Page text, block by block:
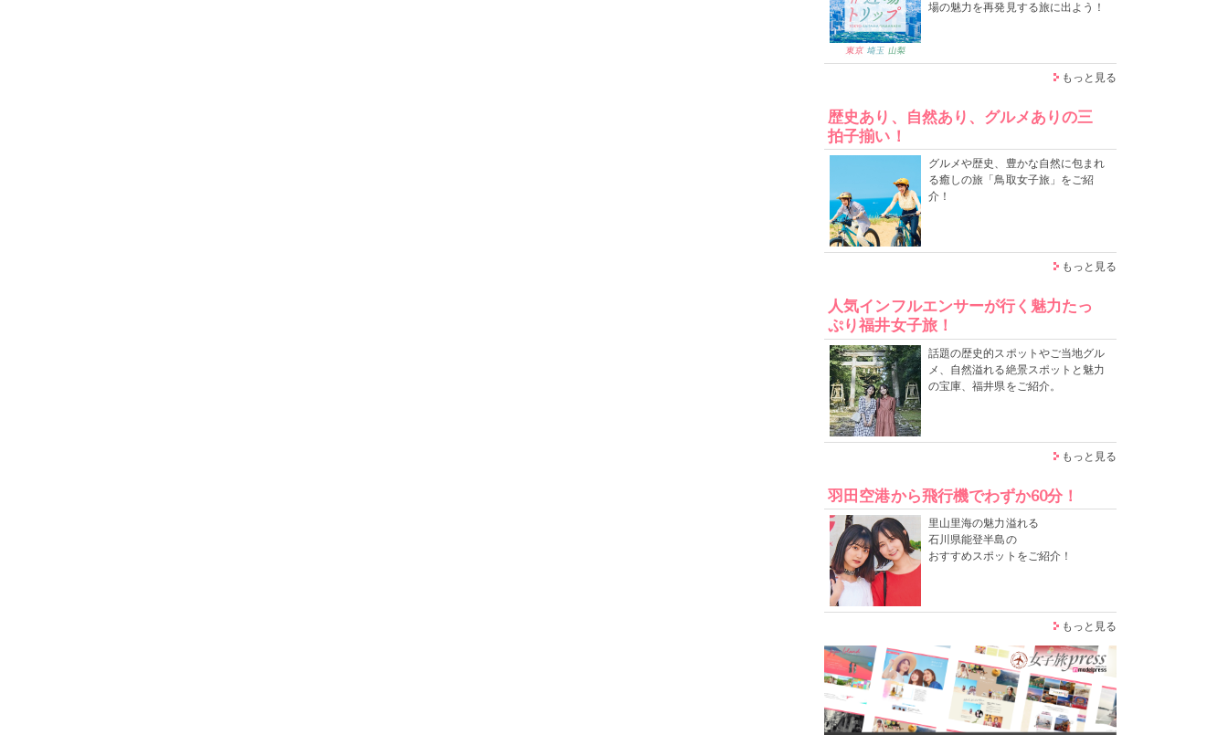
場の魅力を再発見する旅に出よう！
もっと見る
歴史あり、自然あり、グルメありの三
拍子揃い！
グルメや歴史、豊かな自然に包まれ
る癒しの旅「鳥取女子旅」をご紹
介！
もっと見る
人気インフルエンサーが行く魅力たっ
ぷり福井女子旅！
話題の歴史的スポットやご当地グル
メ、自然溢れる絶景スポットと魅力
の宝庫、福井県をご紹介。
もっと見る
羽田空港から飛行機でわずか60分！
里山里海の魅力溢れる
石川県能登半島の
おすすめスポットをご紹介！
もっと見る